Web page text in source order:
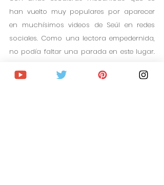
han vuelto muy populares por aparecer
en muchísimos videos de Seúl en redes
sociales. Como una lectora empedernida,
no podía faltar una parada en este lugar.
racear una de estas estanterías en mi